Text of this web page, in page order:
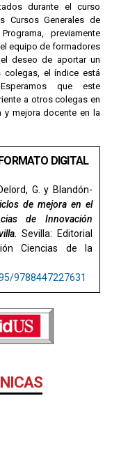
durante el curso
Cursos Generales de
previamente
equipo de formadores
deseo de aportar un
el índice está
que este
a otros colegas en
y mejora docente en la
DIGITAL
G. y Blandón-
de mejora en el
de Innovación
Sevilla: Editorial
Ciencias de la
9788447227631